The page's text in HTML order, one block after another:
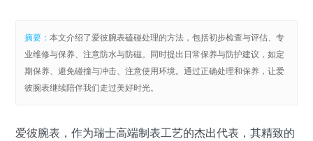
摘要：本文介绍了爱彼腕表磕碰处理的方法，包括初步检查与评估、专
业维修与保养、注意防水与防磁。同时提出日常保养与防护建议，如定
期保养、避免碰撞与冲击、注意使用环境。通过正确处理和保养，让爱
彼腕表继续陪伴我们走过美好时光。
爱彼腕表，作为瑞士高端制表工艺的杰出代表，其精致的